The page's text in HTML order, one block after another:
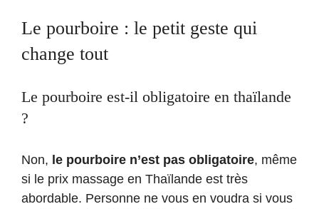
Le pourboire : le petit geste qui
change tout
Le pourboire est-il obligatoire en thaïlande
?
Non, le pourboire n’est pas obligatoire, même
si le prix massage en Thaïlande est très
abordable. Personne ne vous en voudra si vous